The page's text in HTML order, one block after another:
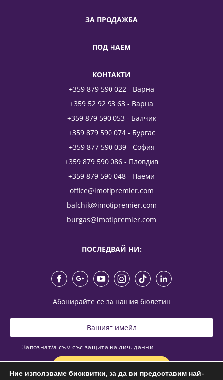
ЗА ПРОДАЖБА
ПОД НАЕМ
КОНТАКТИ
+359 879 590 022 - Варна
+359 52 92 93 63 - Варна
+359 879 590 053 - Балчик
+359 879 590 074 - Бургас
+359 877 590 039 - София
+359 879 590 086 - Пловдив
+359 879 590 048 - Наеми
office@imotipremier.com
balchik@imotipremier.com
burgas@imotipremier.com
ПОСЛЕДВАЙ НИ:
Абонирайте се за нашия бюлетин
Запознат/а съм със защита на лич. данни
Ние използваме бисквитки, за да ви предоставим най-